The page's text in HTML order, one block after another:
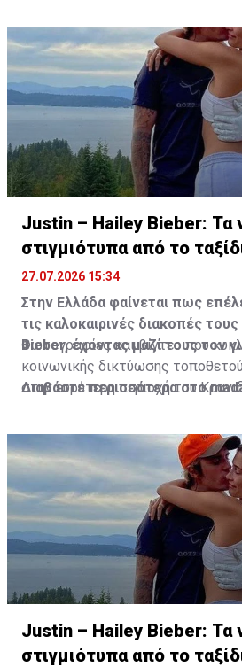
Justin – Hailey Bieber: Τα
στιγμιότυπα από το
Ελλάδα
27.07.2026 15:34
Στην Ελλάδα φαίνεται πως
τις καλοκαιρινές διακοπές
Bieber, έχοντας μαζί τους τον
Φωτογραφίες και βίντεο που
κοινωνικής δικτύωσης
στην ευρύτερη περιοχή του
Διαβάστε περισσότερα στο
Justin – Hailey Bieber: Τα
στιγμιότυπα από το